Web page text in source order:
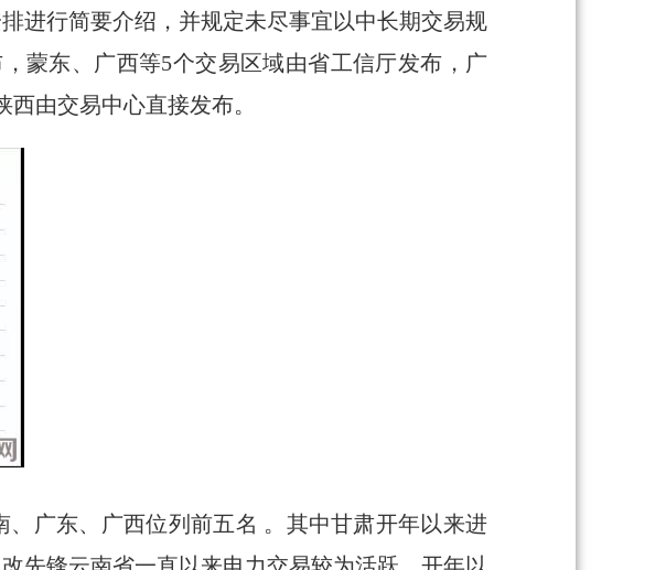
进行简要介绍，并规定未尽事宜以中长期交易规
蒙东、广西等5个交易区域由省工信厅发布，广
由交易中心直接发布。
广东、广西位列前五名 。其中甘肃开年以来进